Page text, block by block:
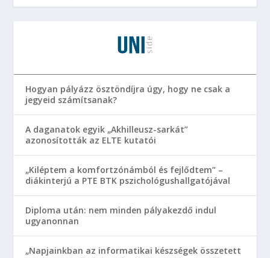
Hogyan pályázz ösztöndíjra úgy, hogy ne csak a
jegyeid számítsanak?
A daganatok egyik „Akhilleusz-sarkát”
azonosították az ELTE kutatói
„Kiléptem a komfortzónámból és fejlődtem” –
diákinterjú a PTE BTK pszichológushallgatójával
Diploma után: nem minden pályakezdő indul
ugyanonnan
„Napjainkban az informatikai készségek összetett